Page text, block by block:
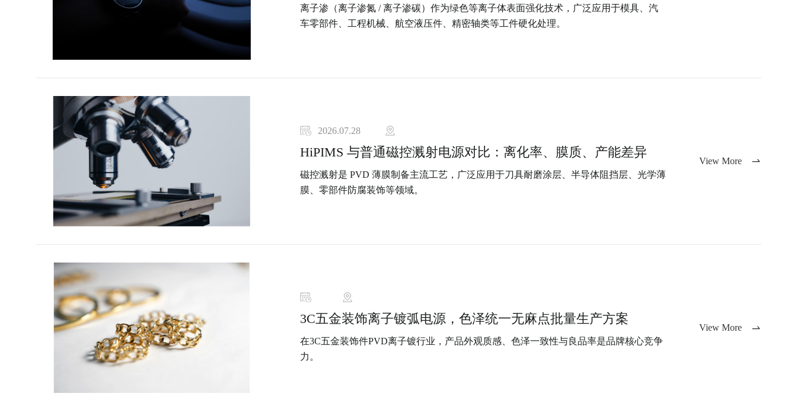
离子渗（离子渗氮 / 离子渗碳）作为绿色等离子体表面强化技术，广泛应用于模具、汽
车零部件、工程机械、航空液压件、精密轴类等工件硬化处理。
2026.07.28
HiPIMS 与普通磁控溅射电源对比：离化率、膜质、产能差异
磁控溅射是 PVD 薄膜制备主流工艺，广泛应用于刀具耐磨涂层、半导体阻挡层、光学薄
膜、零部件防腐装饰等领域。
View More
3C五金装饰离子镀弧电源，色泽统一无麻点批量生产方案
在3C五金装饰件PVD离子镀行业，产品外观质感、色泽一致性与良品率是品牌核心竞争
力。
View More